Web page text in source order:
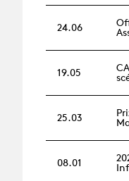
24.06
19.05
25.03
08.01